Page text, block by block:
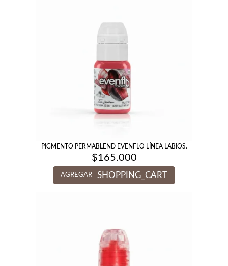
PIGMENTO PERMABLEND EVENFLO LÍNEA LABIOS.
$165.000
AGREGAR SHOPPING_CART